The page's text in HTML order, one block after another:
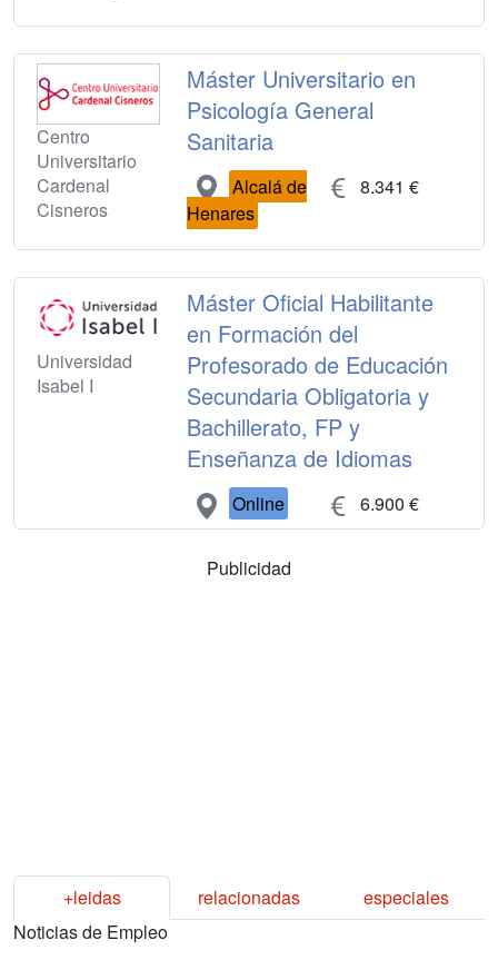
Centro
Universitario
Cardenal
Cisneros
Máster Universitario en
Psicología General
Sanitaria
Alcalá de
Henares
8.341 €
Universidad
Isabel I
Máster Oficial Habilitante
en Formación del
Profesorado de Educación
Secundaria Obligatoria y
Bachillerato, FP y
Enseñanza de Idiomas
Online 6.900 €
Publicidad
+leidas relacionadas
especiales
Noticias de Empleo